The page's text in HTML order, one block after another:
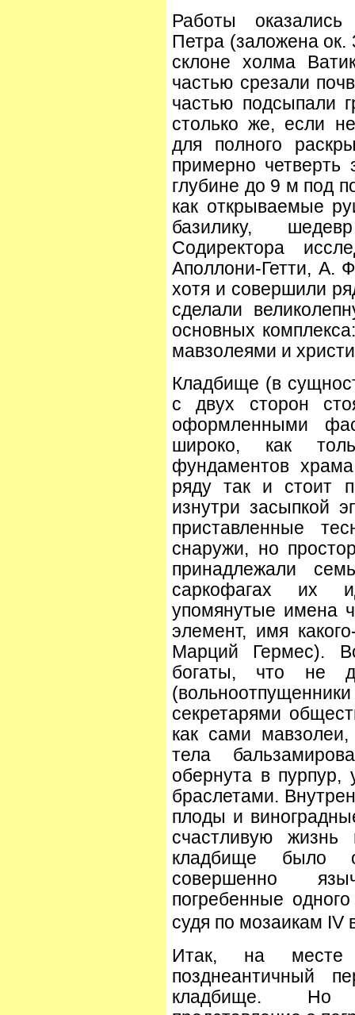
Работы
Петра (заложена ок.
склоне холма
частью срезали
частью подсыпали
столько же, если
для полного
примерно четверть
глубине до 9 м под
как открываемые
базилику,
Содиректора
Аполлони-Гетти, А.
хотя и совершили
сделали
основных
мавзолеями и
Кладбище (в
с двух сторон
оформленными
широко, как
фундаментов
ряду так и стоит
изнутри засыпкой
приставленные
снаружи, но
принадлежали
саркофагах их
упомянутые имена
элемент, имя
Марций Гермес).
богаты, что не
секретарями
как сами
тела
обернута в
браслетами.
плоды и
счастливую
кладбище было
совершенно
погребенные
судя по мозаикам IV
Итак, на месте
позднеантичный
кладбище. Но